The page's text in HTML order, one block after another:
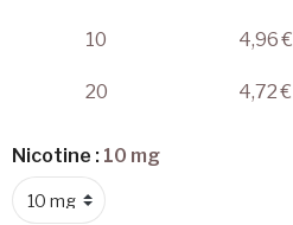
10 4,96 €
20 4,72 €
Nicotine : 10 mg